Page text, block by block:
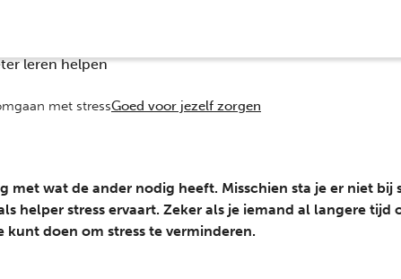
leren helpen
met stressGoed voor jezelf zorgen
wat de ander nodig heeft. Misschien sta je er niet bij
helper stress ervaart. Zeker als je iemand al langere tijd
doen om stress te verminderen.